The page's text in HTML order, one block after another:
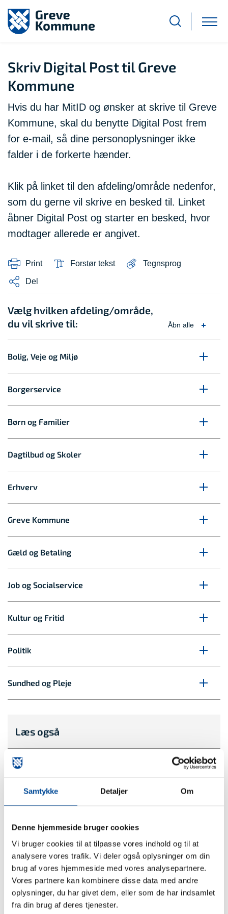
Samtykke Detaljer Om
Denne hjemmeside bruger cookies
Vi bruger cookies til at tilpasse vores indhold og til at
analysere vores trafik. Vi deler også oplysninger om din
brug af vores hjemmeside med vores analysepartnere.
Vores partnere kan kombinere disse data med andre
oplysninger, du har givet dem, eller som de har indsamlet
fra din brug af deres tjenester.
Skriv Digital Post til Greve
Kommune
Hvis du har MitID og ønsker at skrive til Greve
Kommune, skal du benytte Digital Post frem
for e-mail, så dine personoplysninger ikke
falder i de forkerte hænder.
Klik på linket til den afdeling/område nedenfor,
som du gerne vil skrive en besked til. Linket
åbner Digital Post og starter en besked, hvor
modtager allerede er angivet.
Print Forstør tekst Tegnsprog
Del
Vælg hvilken afdeling/område,
du vil skrive til:
Åbn alle
Bolig, Veje og Miljø
Borgerservice
Børn og Familier
Dagtilbud og Skoler
Erhverv
Greve Kommune
Gæld og Betaling
Job og Socialservice
Kultur og Fritid
Politik
Sundhed og Pleje
Læs også
Kontakt og åbningstider for Borgerservice og
Læs mere Åbn alle
Generelle henvendelser, som ikke må indeholde